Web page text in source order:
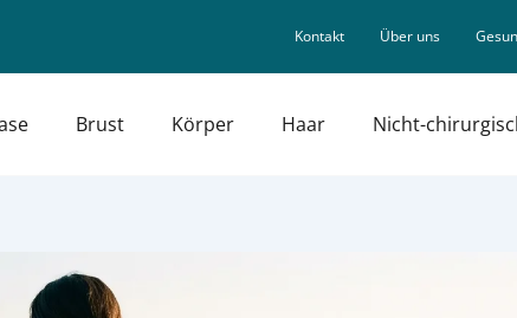
Kontakt Über uns
Brust Körper Haar Nicht-